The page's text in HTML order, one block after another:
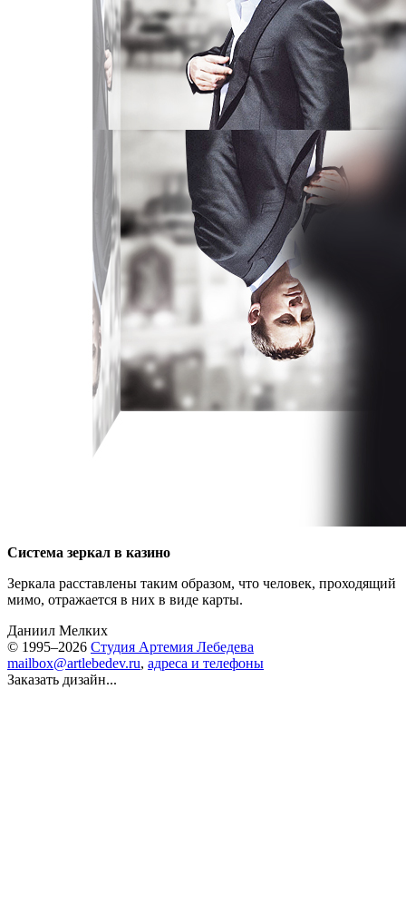
Система зеркал в казино
Зеркала расставлены таким образом, что человек, проходящий
мимо, отражается в них в виде карты.
Даниил Мелких
© 1995–2026 Студия Артемия Лебедева
mailbox@artlebedev.ru, адреса и телефоны
Заказать дизайн...